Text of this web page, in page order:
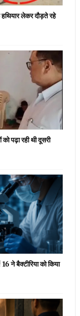
लेकर दौड़ते रहे
पढ़ा रही थी दूसरी
ने बैक्टीरिया को किया